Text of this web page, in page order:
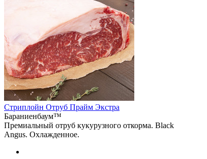
Стриплойн Отруб Прайм Экстра
Бараниенбаум™
Премиальный отруб кукурузного откорма. Black
Angus. Охлажденное.